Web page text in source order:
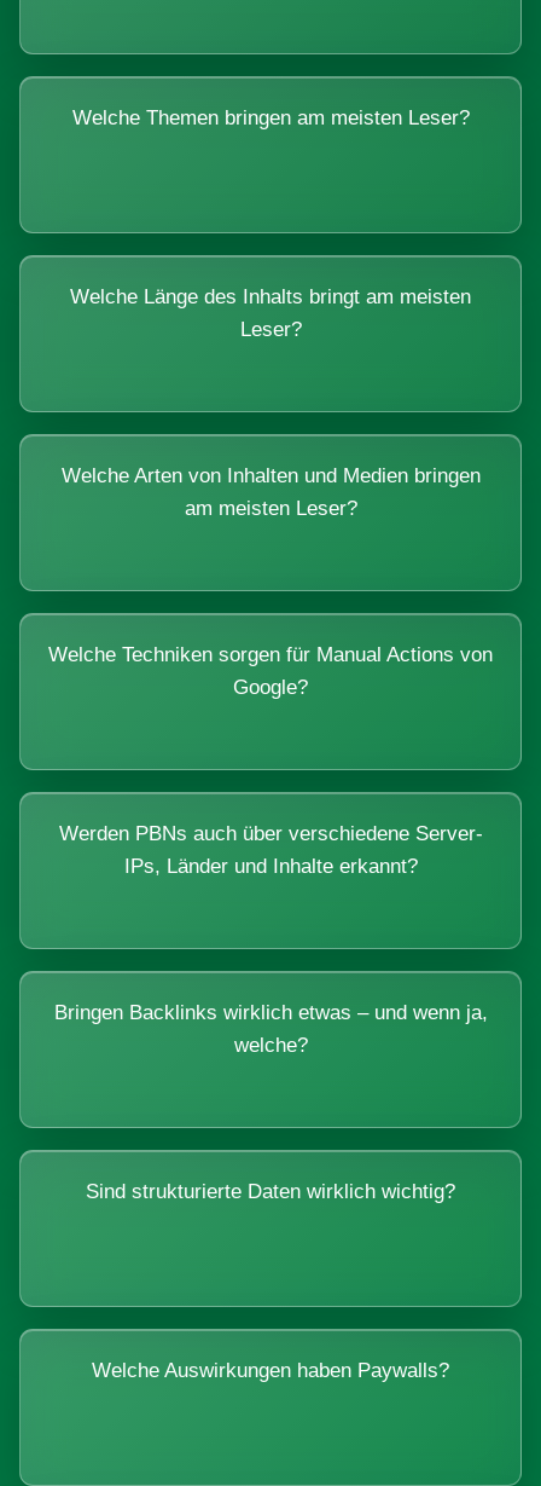
Welche Themen bringen am meisten Leser?
Welche Länge des Inhalts bringt am meisten
Leser?
Welche Arten von Inhalten und Medien bringen
am meisten Leser?
Welche Techniken sorgen für Manual Actions von
Google?
Werden PBNs auch über verschiedene Server-
IPs, Länder und Inhalte erkannt?
Bringen Backlinks wirklich etwas – und wenn ja,
welche?
Sind strukturierte Daten wirklich wichtig?
Welche Auswirkungen haben Paywalls?